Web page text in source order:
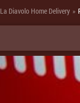
La Diavolo Home Delivery »